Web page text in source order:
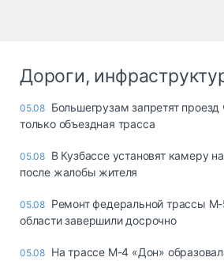
Дороги,
05.08 Большегрузам запретят
только объездная трасса
05.08 В Кузбассе установят камеру
после жалобы жителя
05.08 Ремонт федеральной трассы
области завершили досрочно
05.08 На трассе М-4 «Дон»